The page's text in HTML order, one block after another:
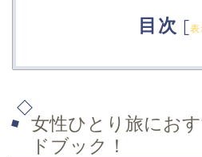
目次 [表
女性ひとり旅にお
ドブック！